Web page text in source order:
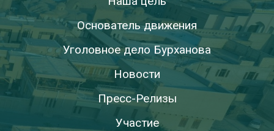
Основатель движения
Уголовное дело Бурханова
Новости
Пресс-Релизы
Участие